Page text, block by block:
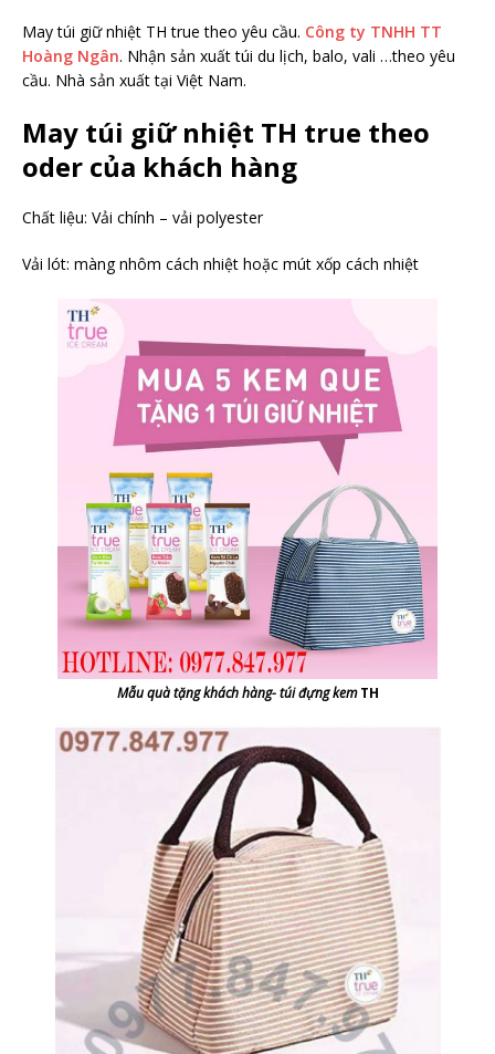
May túi giữ nhiệt TH true theo yêu cầu. Công ty TNHH TT
Hoàng Ngân. Nhận sản xuất túi du lịch, balo, vali …theo yêu
cầu. Nhà sản xuất tại Việt Nam.
May túi giữ nhiệt TH true theo
oder của khách hàng
Chất liệu: Vải chính – vải polyester
Vải lót: màng nhôm cách nhiệt hoặc mút xốp cách nhiệt
Mẫu quà tặng khách hàng- túi đựng kemTH